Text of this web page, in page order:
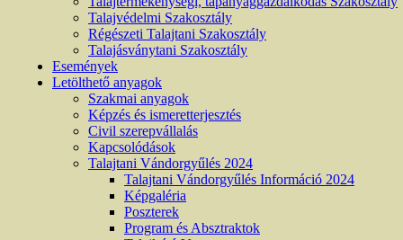
Talajvédelmi Szakosztály
Régészeti Talajtani Szakosztály
Talajásványtani Szakosztály
Események
Letölthető anyagok
Szakmai anyagok
Képzés és ismeretterjesztés
Civil szerepvállalás
Kapcsolódások
Talajtani Vándorgyűlés 2024
Talajtani Vándorgyűlés Információ 2024
Képgaléria
Poszterek
Program és Absztraktok